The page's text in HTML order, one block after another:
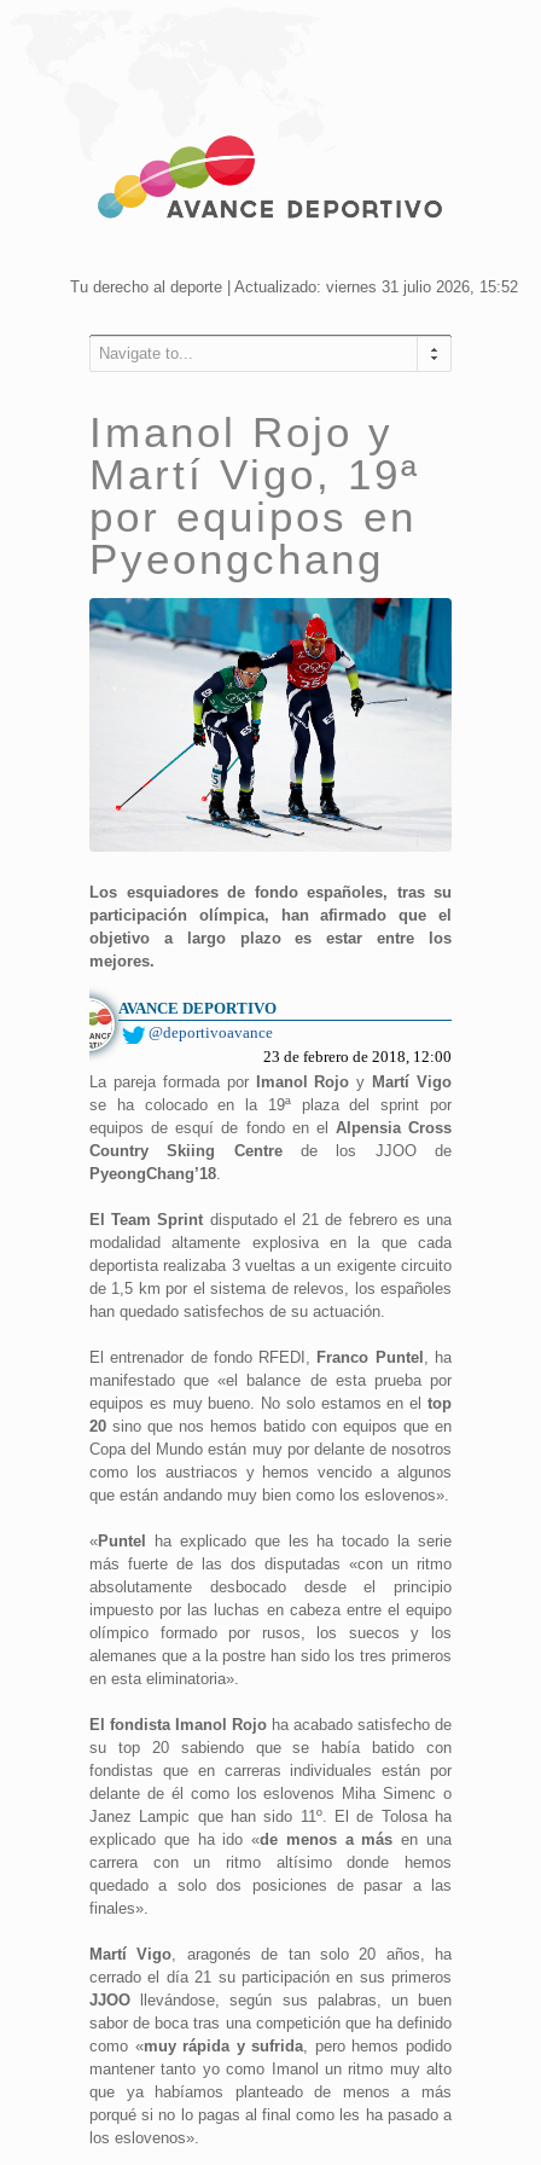
Tu derecho al deporte | Actualizado: viernes 31 julio 2026, 15:52
Navigate to...
Imanol Rojo y
Martí Vigo, 19ª
por equipos en
Pyeongchang
Los esquiadores de fondo españoles, tras su
participación olímpica, han afirmado que el
objetivo a largo plazo es estar entre los
mejores.
AVANCE DEPORTIVO
@deportivoavance
23 de febrero de 2018, 12:00
La pareja formada por
Imanol Rojo y Martí Vigo
se ha colocado en la 19ª plaza del sprint por
equipos de esquí de fondo en el Alpensia Cross
Country Skiing Centrede los JJOO de
PyeongChang’18
El Team Sprint disputado el 21 de febrero es una
modalidad altamente explosiva en la que cada
deportista realizaba 3 vueltas a un exigente circuito
de 1,5 km por el sistema de relevos, los españoles
han quedado satisfechos de su actuación.
El entrenador de fondo RFEDI, Franco Puntel
, ha
manifestado que «el balance de esta prueba por
equipos es muy bueno. No solo estamos en el top
20 sino que nos hemos batido con equipos que en
Copa del Mundo están muy por delante de nosotros
como los austriacos y hemos vencido a algunos
que están andando muy bien como los eslovenos».
«Puntel
ha explicado que les ha tocado la serie
más fuerte de las dos disputadas «con un ritmo
absolutamente desbocado desde el principio
impuesto por las luchas en cabeza entre el equipo
olímpico formado por rusos, los suecos y los
alemanes que a la postre han sido los tres primeros
en esta eliminatoria».
El fondista Imanol Rojo ha acabado satisfecho de
su top 20 sabiendo que se había batido con
fondistas que en carreras individuales están por
delante de él como los eslovenos Miha Simenc o
Janez Lampic que han sido 11º. El de Tolosa ha
explicado que ha ido «de menos a más en una
carrera con un ritmo altísimo donde hemos
quedado a solo dos posiciones de pasar a las
finales».
Martí Vigo , aragonés de tan solo 20 años, ha
cerrado el día 21 su participación en sus primeros
JJOO llevándose, según sus palabras, un buen
sabor de boca tras una competición que ha definido
como «muy rápida y sufrida , pero hemos podido
mantener tanto yo como Imanol un ritmo muy alto
que ya habíamos planteado de menos a más
porqué si no lo pagas al final como les ha pasado a
los eslovenos».